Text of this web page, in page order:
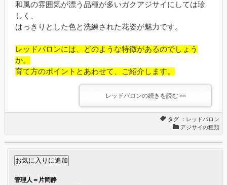
和風の雰囲気が漂う品種が多いガクアジサイにしては珍
しく、
はっきりとした色と洗練された花姿が魅力です。
レッドバロンには、どのような特徴があるのでしょう
か。
育て方のポイントとあわせて、ご紹介します。
レッドバロンの続きを読む »»
タグ ： レッドバロン
アジサイの種類
管理人＝片岡静